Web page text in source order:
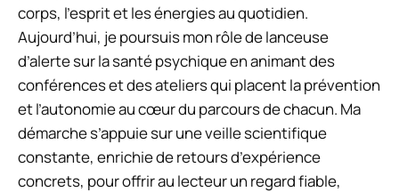
corps, l’esprit et les énergies au quotidien.
Aujourd’hui, je poursuis mon rôle de lanceuse
d’alerte sur la santé psychique en animant des
conférences et des ateliers qui placent la prévention
et l’autonomie au cœur du parcours de chacun. Ma
démarche s’appuie sur une veille scientifique
constante, enrichie de retours d’expérience
concrets, pour offrir au lecteur un regard fiable,